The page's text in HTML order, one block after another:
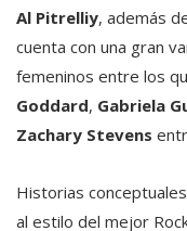
Al Pitrelliy, además
cuenta con una gran
femeninos entre los
Goddard, Gabriela
Zachary Stevens
Historias
al estilo del mejor